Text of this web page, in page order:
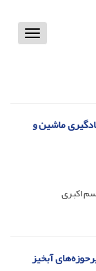
Toggle
ماشین و
اکبری
آبخیز